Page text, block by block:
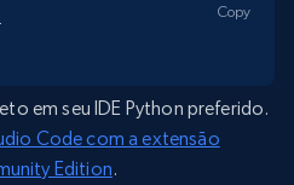
Copy
em seu IDE Python preferido.
Code com a extensão
Edition.